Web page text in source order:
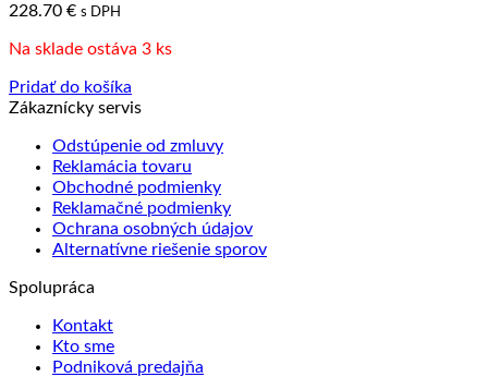
228.70 € s DPH
Na sklade ostáva 3 ks
Pridať do košíka
Zákaznícky servis
Odstúpenie od zmluvy
Reklamácia tovaru
Obchodné podmienky
Reklamačné podmienky
Ochrana osobných údajov
Alternatívne riešenie sporov
Spolupráca
Kontakt
Kto sme
Podniková predajňa